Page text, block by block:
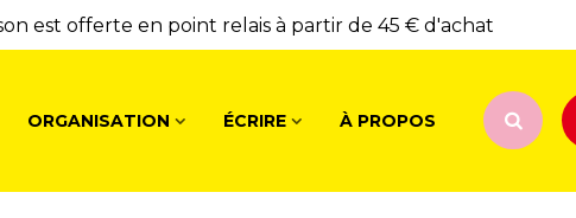
est offerte en point relais à partir de 45 € d'achat
ORGANISATION ÉCRIRE À PROPOS